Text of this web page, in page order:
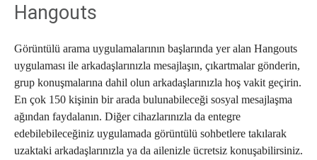
Hangouts
Görüntülü arama uygulamalarının başlarında yer alan Hangouts
uygulaması ile arkadaşlarınızla mesajlaşın, çıkartmalar gönderin,
grup konuşmalarına dahil olun arkadaşlarınızla hoş vakit geçirin.
En çok 150 kişinin bir arada bulunabileceği sosyal mesajlaşma
ağından faydalanın. Diğer cihazlarınızla da entegre
edebilebileceğiniz uygulamada görüntülü sohbetlere takılarak
uzaktaki arkadaşlarınızla ya da ailenizle ücretsiz konuşabilirsiniz.